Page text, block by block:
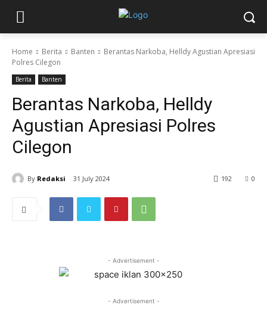
Home Berita Banten
Berantas Narkoba, Helldy Agustian Apresiasi
Polres Cilegon
Berita Banten
Berantas Narkoba, Helldy
Agustian Apresiasi Polres
Cilegon
By Redaksi 31 July 2024 0
192
- Advertisement -
- Advertisement -